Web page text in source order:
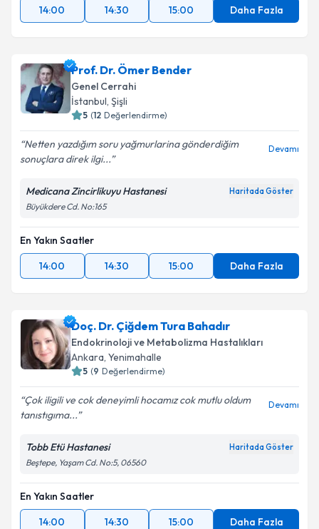
14:00
14:30 15:00 Daha Fazla
Prof. Dr. Ömer Bender
Genel Cerrahi
İstanbul, Şişli
5 (12 Değerlendirme)
Netten yazdığım soru yağmurlarina gönderdiğim
sonuçlara direk ilgi...
Devamı
Medicana Zincirlikuyu Hastanesi Haritada Göster
Büyükdere Cd. No:165
En Yakın Saatler
14:00
14:30 15:00 Daha Fazla
Doç. Dr. Çiğdem Tura Bahadır
Endokrinoloji ve Metabolizma Hastalıkları
Ankara, Yenimahalle
5 (9 Değerlendirme)
Çok iligili ve cok deneyimli hocamız cok mutlu oldum
tanıstıgıma...
Devamı
Tobb Etü Hastanesi Haritada Göster
Beştepe, Yaşam Cd. No:5, 06560
En Yakın Saatler
14:00
14:30 15:00 Daha Fazla